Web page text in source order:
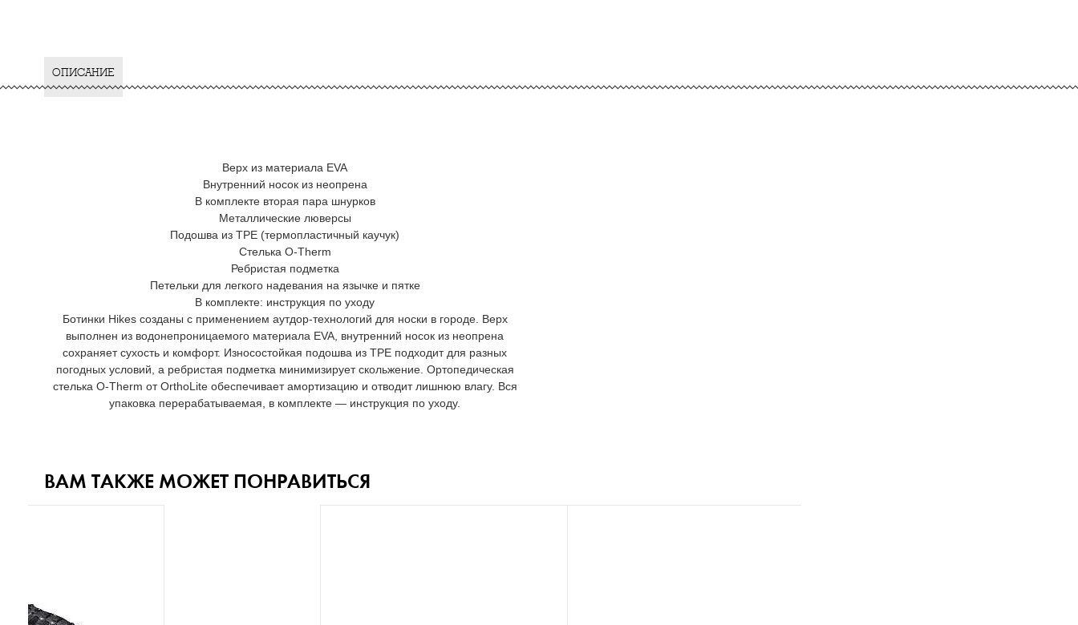
ОПИСАНИЕ
Верх из материала EVA
Внутренний носок из неопрена
В комплекте вторая пара шнурков
Металлические люверсы
Подошва из TPE (термопластичный каучук)
Стелька O-Therm
Ребристая подметка
Петельки для легкого надевания на язычке и пятке
В комплекте: инструкция по уходу
Ботинки Hikes созданы с применением аутдор-технологий для носки в городе. Верх
выполнен из водонепроницаемого материала EVA, внутренний носок из неопрена
сохраняет сухость и комфорт. Износостойкая подошва из TPE подходит для разных
погодных условий, а ребристая подметка минимизирует скольжение. Ортопедическая
стелька O-Therm от OrthoLite обеспечивает амортизацию и отводит лишнюю влагу. Вся
упаковка перерабатываемая, в комплекте — инструкция по уходу.
ВАМ ТАКЖЕ МОЖЕТ ПОНРАВИТЬСЯ